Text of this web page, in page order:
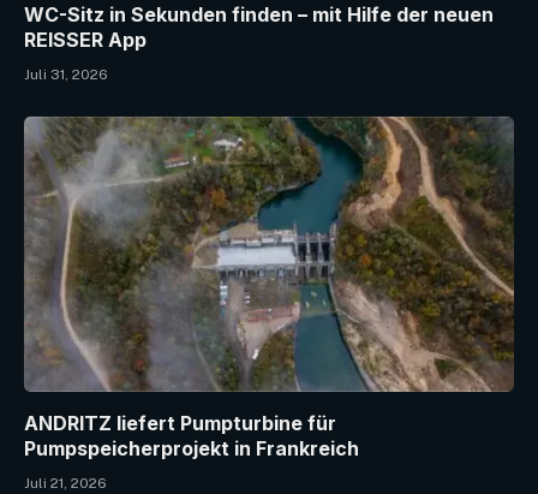
WC-Sitz in Sekunden finden – mit Hilfe der neuen
REISSER App
Juli 31, 2026
ANDRITZ liefert Pumpturbine für
Pumpspeicherprojekt in Frankreich
Juli 21, 2026